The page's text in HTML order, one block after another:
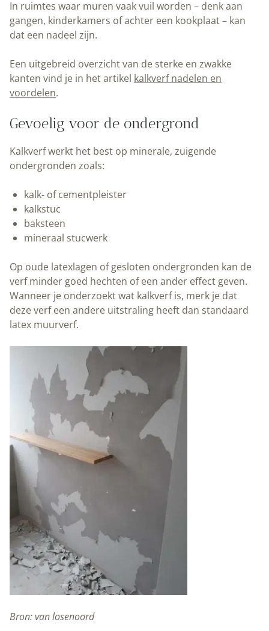
In ruimtes waar muren vaak vuil worden – denk aan
gangen, kinderkamers of achter een kookplaat – kan
dat een nadeel zijn.
Een uitgebreid overzicht van de sterke en zwakke
kanten vind je in het artikel kalkverf nadelen en
voordelen.
Gevoelig voor de ondergrond
Kalkverf werkt het best op minerale, zuigende
ondergronden zoals:
kalk- of cementpleister
kalkstuc
baksteen
mineraal stucwerk
Op oude latexlagen of gesloten ondergronden kan de
verf minder goed hechten of een ander effect geven.
Wanneer je onderzoekt wat kalkverf is, merk je dat
deze verf een andere uitstraling heeft dan standaard
latex muurverf.
Bron: van losenoord